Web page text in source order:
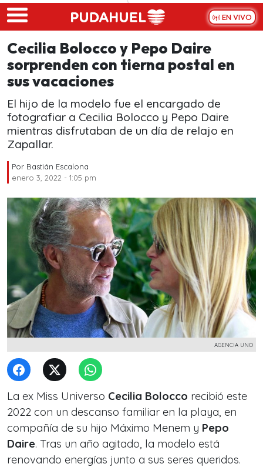
Skip to main content
EN VIVO
Cecilia Bolocco y Pepo Daire
sorprenden con tierna postal en
sus vacaciones
El hijo de la modelo fue el encargado de
fotografiar a Cecilia Bolocco y Pepo Daire
mientras disfrutaban de un día de relajo en
Zapallar.
Por Bastián Escalona
enero 3, 2022 - 1:05 pm
AGENCIA UNO
La ex Miss Universo Cecilia Bolocco recibió este
2022 con un descanso familiar en la playa, en
compañía de su hijo Máximo Menem y Pepo
Daire. Tras un año agitado, la modelo está
renovando energías junto a sus seres queridos.